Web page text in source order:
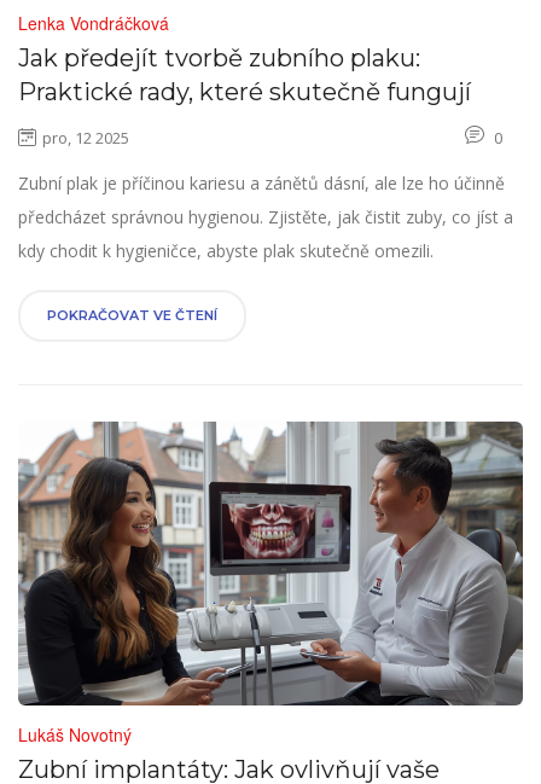
Lenka Vondráčková
Jak předejít tvorbě zubního plaku:
Praktické rady, které skutečně fungují
pro, 12 2025 0
Zubní plak je příčinou kariesu a zánětů dásní, ale lze ho účinně
předcházet správnou hygienou. Zjistěte, jak čistit zuby, co jíst a
kdy chodit k hygieničce, abyste plak skutečně omezili.
POKRAČOVAT VE ČTENÍ
Lukáš Novotný
Zubní implantáty: Jak ovlivňují vaše